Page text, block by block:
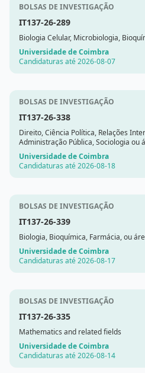
BOLSAS DE INVESTIGAÇÃO
IT137-26-289
Biologia Celular, Microbiologia,
Universidade de Coimbra
Candidaturas até 2026-08-07
BOLSAS DE INVESTIGAÇÃO
IT137-26-338
Direito, Ciência Política, Relações
Administração Pública, Sociologia ou
Universidade de Coimbra
Candidaturas até 2026-08-18
BOLSAS DE INVESTIGAÇÃO
IT137-26-339
Biologia, Bioquímica, Farmácia, ou
Universidade de Coimbra
Candidaturas até 2026-08-17
BOLSAS DE INVESTIGAÇÃO
IT137-26-335
Mathematics and related fields
Universidade de Coimbra
Candidaturas até 2026-08-14